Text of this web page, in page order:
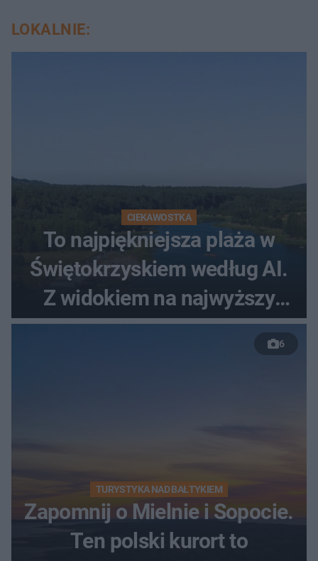
LOKALNIE:
CIEKAWOSTKA
To najpiękniejsza plaża w
Świętokrzyskiem według AI.
Z widokiem na najwyższy
szczyt Gór Świętokrzyskich
6
TURYSTYKA NAD BAŁTYKIEM
Zapomnij o Mielnie i Sopocie.
Ten polski kurort to